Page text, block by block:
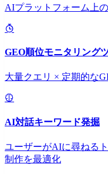
AIプラットフォーム上
GEO順位モニタリング
大量クエリ × 定期的な
AI対話キーワード発掘
ユーザーがAIに尋ねる
制作を最適化